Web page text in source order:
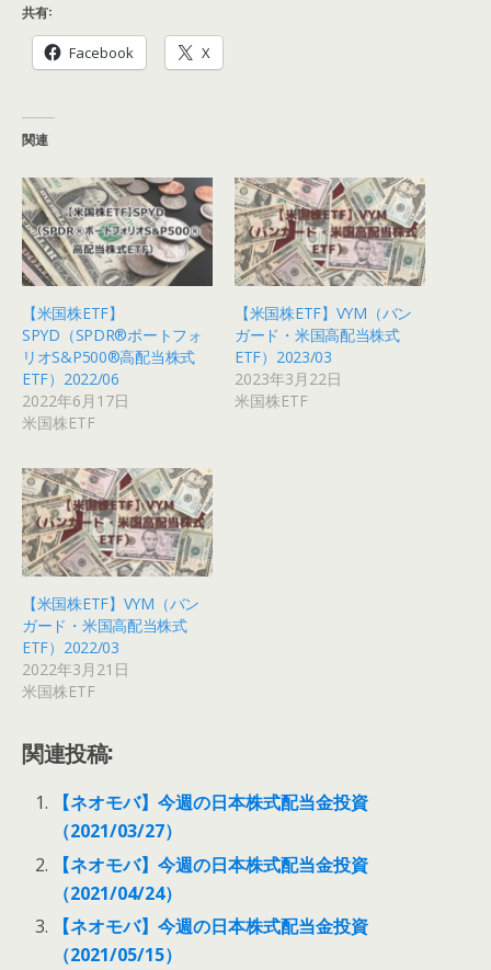
共有:
Facebook X
関連
【米国株ETF】
SPYD（SPDR®ポートフォ
リオS&P500®高配当株式
ETF）2022/06
2022年6月17日
米国株ETF
【米国株ETF】VYM（バン
ガード・米国高配当株式
ETF）2023/03
2023年3月22日
米国株ETF
【米国株ETF】VYM（バン
ガード・米国高配当株式
ETF）2022/03
2022年3月21日
米国株ETF
関連投稿:
【ネオモバ】今週の日本株式配当金投資
（2021/03/27）
【ネオモバ】今週の日本株式配当金投資
（2021/04/24）
【ネオモバ】今週の日本株式配当金投資
（2021/05/15）